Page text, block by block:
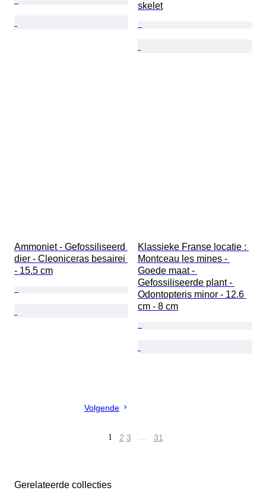
skelet
Ammoniet - Gefossiliseerd
dier - Cleoniceras besairei
- 15.5 cm
Klassieke Franse locatie :
Montceau les mines -
Goede maat -
Gefossiliseerde plant -
Odontopteris minor - 12.6
cm - 8 cm
Volgende
1 2 3 … 31
Gerelateerde collecties